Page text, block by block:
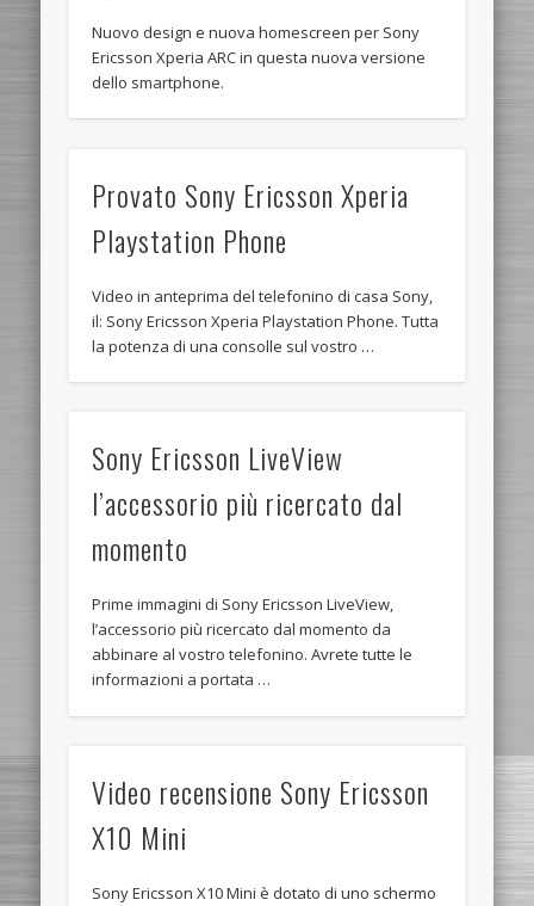
Nuovo design e nuova homescreen per Sony
Ericsson Xperia ARC in questa nuova versione
dello smartphone.
Provato Sony Ericsson Xperia
Playstation Phone
Video in anteprima del telefonino di casa Sony,
il: Sony Ericsson Xperia Playstation Phone. Tutta
la potenza di una consolle sul vostro …
Sony Ericsson LiveView
l’accessorio più ricercato dal
momento
Prime immagini di Sony Ericsson LiveView,
l’accessorio più ricercato dal momento da
abbinare al vostro telefonino. Avrete tutte le
informazioni a portata …
Video recensione Sony Ericsson
X10 Mini
Sony Ericsson X10 Mini è dotato di uno schermo